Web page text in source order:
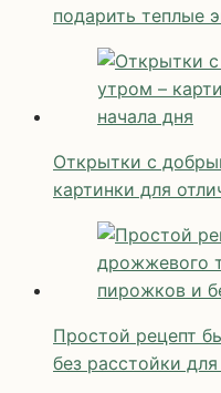
подарить теплые
Открытки с
картинки для
Простой рецепт
без расстойки